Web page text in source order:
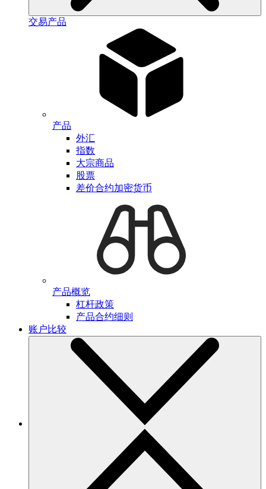
交易产品
产品
外汇
指数
大宗商品
股票
差价合约加密货币
产品概览
杠杆政策
产品合约细则
账户比较